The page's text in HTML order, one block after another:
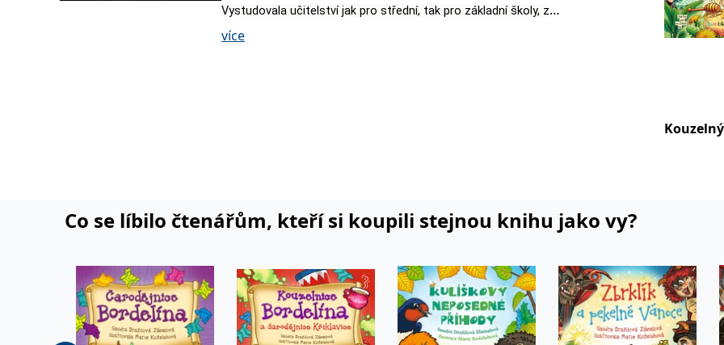
Vystudovala učitelství jak pro střední, tak pro základní školy, z
čehož čerpá i ve své tvorbě. Dříve se věnovala také překládání a
více
Co se líbilo čtenářům, kteří si koupili stejnou knihu jako vy?